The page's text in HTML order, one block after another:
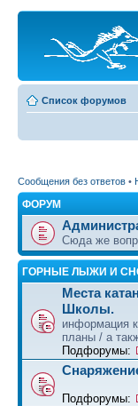
Список форумов
Сообщения без ответов •
ФОРУМ
Сюда же
ГОРНЫЕ ЛЫЖИ И
Места
Школы.
информация
планы / а
Подфорумы:
Подфорумы: